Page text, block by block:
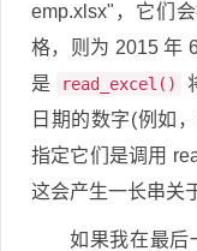
emp.xlsx"，它们
格，则为 2015 年
是
read_excel()
日期的数字(例如
指定它们是调用
这会产生一长串关
如果我在最后